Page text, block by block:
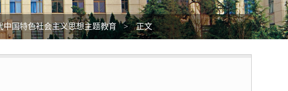
中国特色社会主义思想主题教育 > 正文